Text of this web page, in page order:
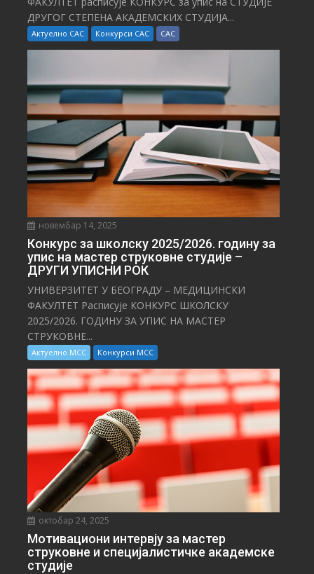
ДРУГОГ СТЕПЕНА АКАДЕМСКИХ СТУДИЈА...
Актуелно САС Конкурси САС САС
новембар 14, 2025
Конкурс за школску 2025/⁠2026. годину за
упис на мастер струковне студије –
ДРУГИ УПИСНИ РОК
УНИВЕРЗИТЕТ У БЕОГРАДУ – МЕДИЦИНСКИ
ФАКУЛТЕТ Расписује КОНКУРС ШКОЛСКУ
2025/⁠2026. ГОДИНУ ЗА УПИС НА МАСТЕР
СТРУКОВНЕ...
Актуелно МСС Конкурси МСС
октобар 24, 2025
Мотивациони интервју за мастер
струковне и специјалистичке академске
студије